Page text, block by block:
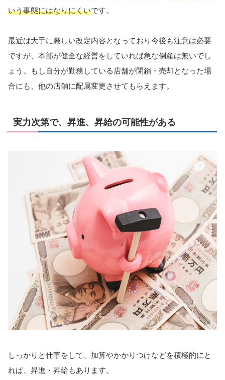
いう事態にはなりにくいです。
最近は大手に厳しい改定内容となっており今後も注意は必要
ですが、本部が健全な経営をしていれば急な倒産は無いでし
ょう。もし自分が勤務している店舗が閉鎖・売却となった場
合にも、他の店舗に配属変更させてもらえます。
実力次第で、昇進、昇給の可能性がある
しっかりと仕事をして、加算やかかりつけなどを積極的にと
れば、昇進・昇給もあります。